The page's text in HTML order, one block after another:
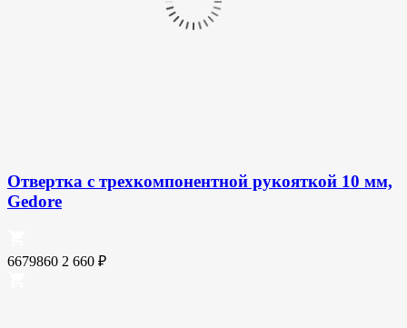
Отвертка с трехкомпонентной рукояткой 10 мм,
Gedore
6679860 2 660 ₽